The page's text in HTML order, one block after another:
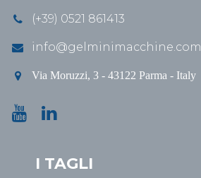
(+39) 0521 861413
info@gelminimacchine.com
Via Moruzzi, 3 - 43122 Parma - Italy
I TAGLI